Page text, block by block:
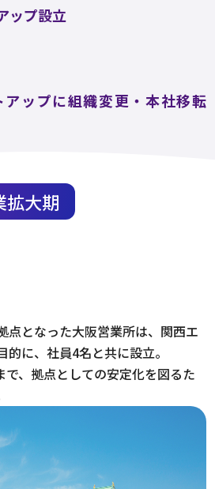
ップ設立
ップに組織変更・本社移転
拡大期
点となった大阪営業所は、関西エ
的に、社員4名と共に設立。
、拠点としての安定化を図るた